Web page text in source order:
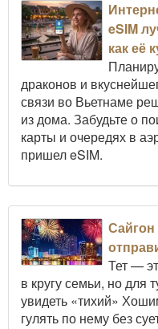
eSIM
как её
драконов и
связи во Вьетнаме
из дома. Забудьте о
карты и очередях в
пришел eSIM.
Сайгон
Тет —
в кругу семьи, но для
увидеть «тихий»
гулять по нему без